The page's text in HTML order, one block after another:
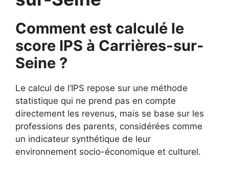
Comment est calculé le
score IPS à Carrières-sur-
Seine ?
Le calcul de l’IPS repose sur une méthode
statistique qui ne prend pas en compte
directement les revenus, mais se base sur les
professions des parents, considérées comme
un indicateur synthétique de leur
environnement socio-économique et culturel.